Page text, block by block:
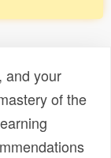
and your
of the